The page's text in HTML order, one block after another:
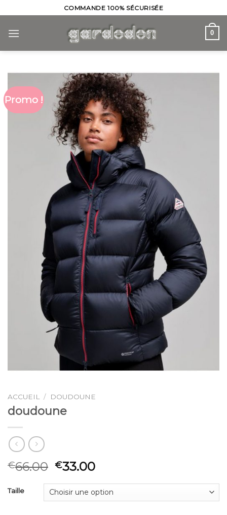
to
content
COMMANDE 100% SÉCURISÉE
0
Promo !
ACCUEIL / DOUDOUNE
doudoune
€66.00 €33.00
Taille